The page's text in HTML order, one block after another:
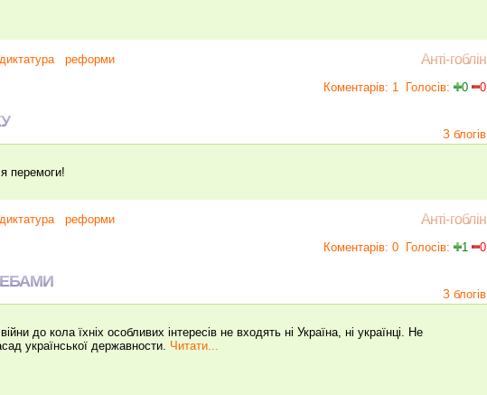
диктатура реформи Анті-гоблін
Коментарів: 1 Голосів: 0 0
З блогів
перемоги!
диктатура реформи Анті-гоблін
Коментарів: 0 Голосів: 1 0
З блогів
до кола їхніх особливих інтересів не входять ні Україна, ні українці. He
української державности. Читати...